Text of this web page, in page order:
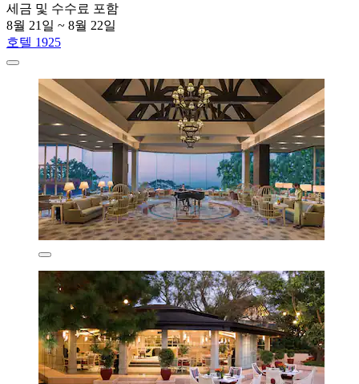
세금 및 수수료 포함
8월 21일 ~ 8월 22일
호텔 1925